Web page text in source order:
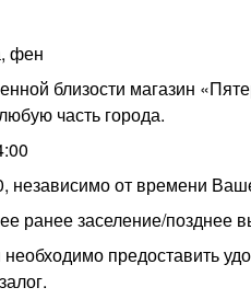
фен
близости магазин
часть города.
независимо от времени
ранее заселение/позднее
предоставить